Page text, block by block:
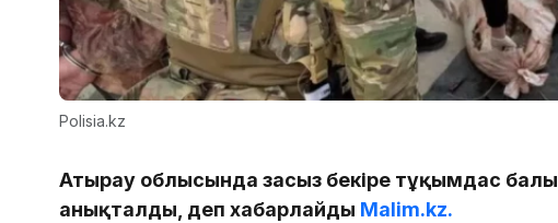
Polisia.kz
Атырау облысында заңсыз бекіре тұқымдас
анықталды, деп хабарлайды Malim.kz.